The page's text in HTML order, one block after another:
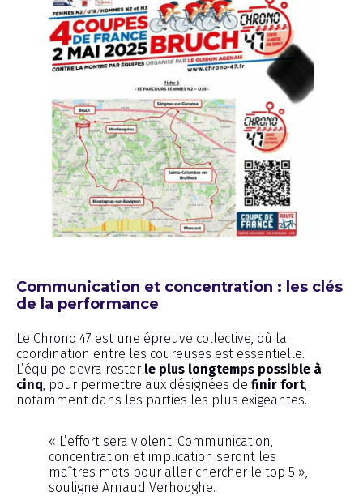
Communication et concentration : les clés
de la performance
Le Chrono 47 est une épreuve collective, où la
coordination entre les coureuses est essentielle.
L’équipe devra rester le plus longtemps possible à
cinq, pour permettre aux désignées de finir fort,
notamment dans les parties les plus exigeantes.
« L’effort sera violent. Communication,
concentration et implication seront les
maîtres mots pour aller chercher le top 5 »,
souligne Arnaud Verhooghe.